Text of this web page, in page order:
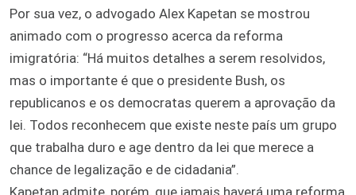
Por sua vez, o advogado Alex Kapetan se mostrou
animado com o progresso acerca da reforma
imigratória: “Há muitos detalhes a serem resolvidos,
mas o importante é que o presidente Bush, os
republicanos e os democratas querem a aprovação da
lei. Todos reconhecem que existe neste país um grupo
que trabalha duro e age dentro da lei que merece a
chance de legalização e de cidadania”.
Kapetan admite, porém, que jamais haverá uma reforma